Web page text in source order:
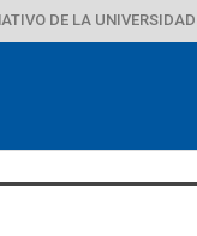
DE LA